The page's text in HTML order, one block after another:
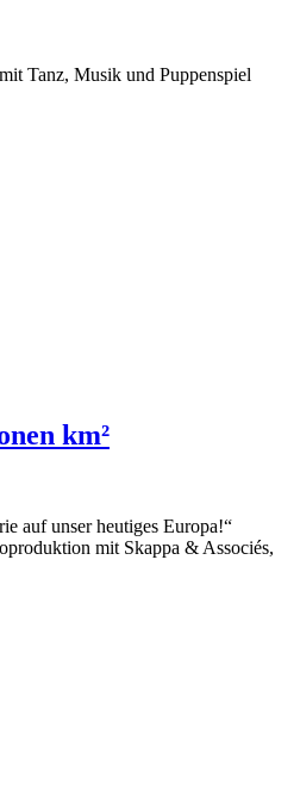
Tanz, Musik und Puppenspiel
km²
auf unser heutiges Europa!“
mit Skappa & Associés,